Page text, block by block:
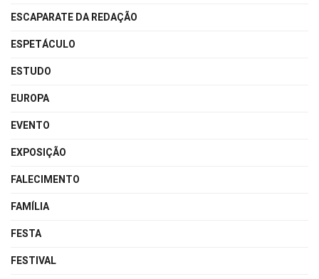
ESCAPARATE DA REDAÇÃO
ESPETÁCULO
ESTUDO
EUROPA
EVENTO
EXPOSIÇÃO
FALECIMENTO
FAMÍLIA
FESTA
FESTIVAL